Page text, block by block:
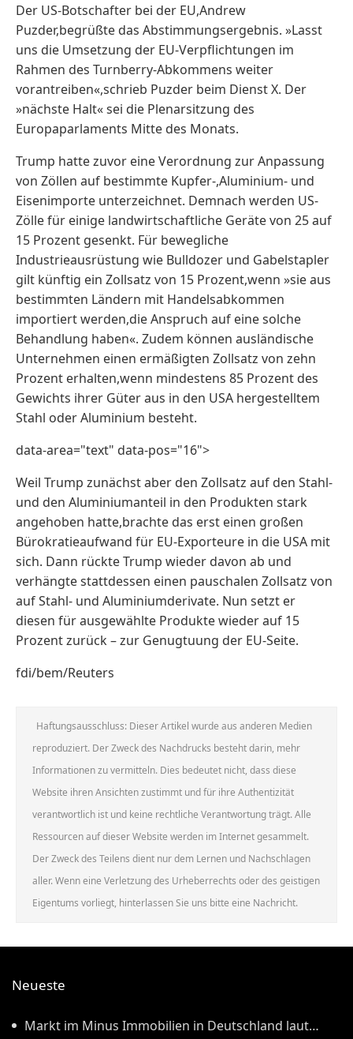
Der US-Botschafter bei der EU,Andrew
Puzder,begrüßte das Abstimmungsergebnis. »Lasst
uns die Umsetzung der EU-Verpflichtungen im
Rahmen des Turnberry-Abkommens weiter
vorantreiben«,schrieb Puzder beim Dienst X. Der
»nächste Halt« sei die Plenarsitzung des
Europaparlaments Mitte des Monats.
Trump hatte zuvor eine Verordnung zur ​Anpassung
von Zöllen auf bestimmte Kupfer-,Aluminium- und
Eisenimporte ‌unterzeichnet. Demnach werden US-
Zölle für einige landwirtschaftliche Geräte von 25 auf
15 Prozent gesenkt. ​Für bewegliche
Industrieausrüstung wie Bulldozer und Gabelstapler
gilt künftig ⁠ein ⁠Zollsatz von 15 Prozent,wenn »sie aus
bestimmten Ländern mit Handelsabkommen
importiert werden,die Anspruch auf ‌eine solche
Behandlung haben«. Zudem ​können ausländische
‌Unternehmen einen ermäßigten Zollsatz von zehn
Prozent erhalten,wenn mindestens 85 Prozent des
Gewichts ihrer Güter aus in den ‌USA hergestelltem
Stahl oder Aluminium besteht.
data-area="text" data-pos="16">
Weil Trump zunächst aber den Zollsatz auf den Stahl-
und den Aluminiumanteil in den Produkten stark
angehoben hatte,brachte das erst einen großen
Bürokratieaufwand für EU-Exporteure in die USA mit
sich. Dann rückte Trump wieder davon ab und
verhängte stattdessen einen pauschalen Zollsatz von
auf Stahl- und Aluminiumderivate. Nun setzt er
diesen für ausgewählte Produkte wieder auf 15
Prozent zurück – zur Genugtuung der EU-Seite.
fdi/bem/Reuters
Haftungsausschluss: Dieser Artikel wurde aus anderen Medien
reproduziert. Der Zweck des Nachdrucks besteht darin, mehr
Informationen zu vermitteln. Dies bedeutet nicht, dass diese
Website ihren Ansichten zustimmt und für ihre Authentizität
verantwortlich ist und keine rechtliche Verantwortung trägt. Alle
Ressourcen auf dieser Website werden im Internet gesammelt.
Der Zweck des Teilens dient nur dem Lernen und Nachschlagen
aller. Wenn eine Verletzung des Urheberrechts oder des geistigen
Eigentums vorliegt, hinterlassen Sie uns bitte eine Nachricht.
Neueste
Markt im Minus Immobilien in Deutschland laut